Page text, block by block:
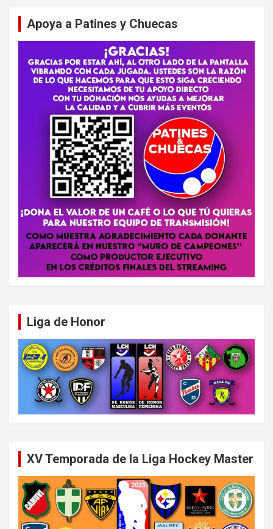
Apoya a Patines y Chuecas
Liga de Honor
XV Temporada de la Liga Hockey Master